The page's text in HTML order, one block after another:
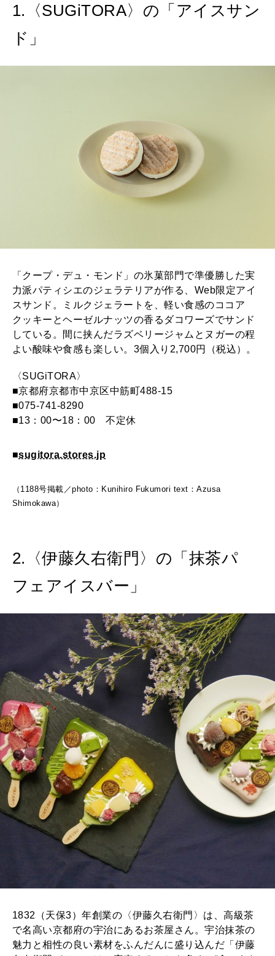
MAGAZINE
2026年7月号「鎌倉 ローカルが 教えてくれた 本当の歩き方。」
2026年6月号「大銀座 トレンドが生まれる 新しい一流店へ。」
2026年5月号「“大好き”に出会いに。韓国」
2026年2月号「良運を掴む 新・開運術。」
2026年1月号「猫がいれば、幸せ」
2025年12月号「お酒の新常識。」
FOLLOW US!
1.〈SUGiTORA〉の「アイスサン
ド」
「クープ・デュ・モンド」の氷菓部門で準優勝した実
力派パティシエのジェラテリアが作る、Web限定アイ
スサンド。ミルクジェラートを、軽い食感のココア
クッキーとヘーゼルナッツの香るダコワーズでサンド
している。間に挟んだラズベリージャムとヌガーの程
よい酸味や食感も楽しい。3個入り2,700円（税込）。
〈SUGiTORA〉
■京都府京都市中京区中筋町488-15
■075-741-8290
■13：00〜18：00 不定休
■sugitora.stores.jp
（1188号掲載／photo：Kunihiro Fukumori text：Azusa
Shimokawa）
2.〈伊藤久右衛門〉の「抹茶パ
フェアイスバー」
1832（天保3）年創業の〈伊藤久右衛門〉は、高級茶
で名高い京都府の宇治にあるお茶屋さん。宇治抹茶の
魅力と相性の良い素材をふんだんに盛り込んだ「伊藤